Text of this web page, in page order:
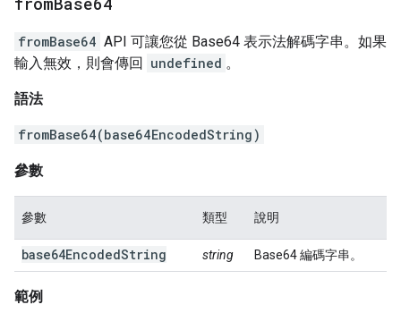
fromBase64 API 可讓您從 Base64 表示法解碼字串。如果
輸入無效，則會傳回 undefined 。
語法
fromBase64(base64EncodedString)
參數
參數 類型 說明
base64EncodedString string Base64 編碼字串。
範例